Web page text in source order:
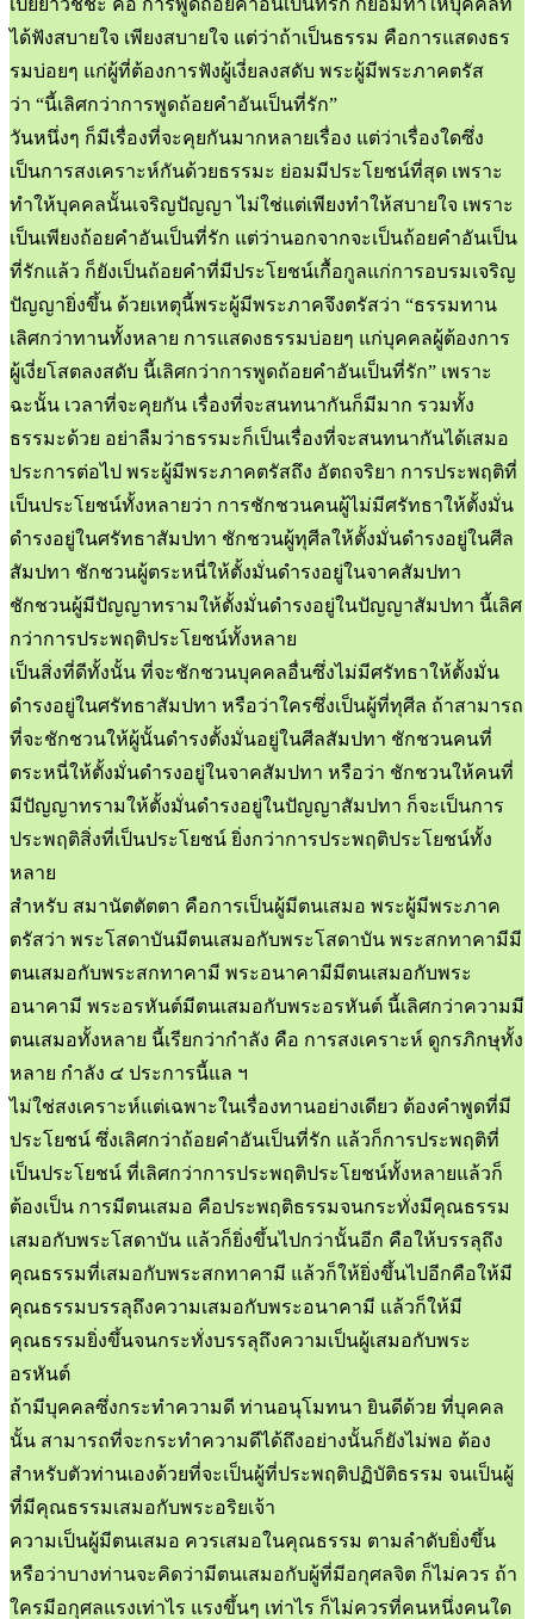
ได้ฟังสบายใจ เพียงสบายใจ แต่ว่าถ้าเป็นธรรม คือการแสดงธร
รมบ่อยๆ แก่ผู้ที่ต้องการฟังผู้เงี่ยลงสดับ พระผู้มีพระภาคตรัส
ว่า “นี้เลิศกว่าการพูดถ้อยคำอันเป็นที่รัก”
วันหนึ่งๆ ก็มีเรื่องที่จะคุยกันมากหลายเรื่อง แต่ว่าเรื่องใดซึ่ง
เป็นการสงเคราะห์กันด้วยธรรมะ ย่อมมีประโยชน์ที่สุด เพราะ
ทำให้บุคคลนั้นเจริญปัญญา ไม่ใช่แต่เพียงทำให้สบายใจ เพราะ
เป็นเพียงถ้อยคำอันเป็นที่รัก แต่ว่านอกจากจะเป็นถ้อยคำอันเป็น
ที่รักแล้ว ก็ยังเป็นถ้อยคำที่มีประโยชน์เกื้อกูลแก่การอบรมเจริญ
ปัญญายิ่งขึ้น ด้วยเหตุนี้พระผู้มีพระภาคจึงตรัสว่า “ธรรมทาน
เลิศกว่าทานทั้งหลาย การแสดงธรรมบ่อยๆ แก่บุคคลผู้ต้องการ
ผู้เงี่ยโสตลงสดับ นี้เลิศกว่าการพูดถ้อยคำอันเป็นที่รัก” เพราะ
ฉะนั้น เวลาที่จะคุยกัน เรื่องที่จะสนทนากันก็มีมาก รวมทั้ง
ธรรมะด้วย อย่าลืมว่าธรรมะก็เป็นเรื่องที่จะสนทนากันได้เสมอ
ประการต่อไป พระผู้มีพระภาคตรัสถึง อัตถจริยา การประพฤติที่
เป็นประโยชน์ทั้งหลายว่า การชักชวนคนผู้ไม่มีศรัทธาให้ตั้งมั่น
ดำรงอยู่ในศรัทธาสัมปทา ชักชวนผู้ทุศีลให้ตั้งมั่นดำรงอยู่ในศีล
สัมปทา ชักชวนผู้ตระหนี่ให้ตั้งมั่นดำรงอยู่ในจาคสัมปทา
ชักชวนผู้มีปัญญาทรามให้ตั้งมั่นดำรงอยู่ในปัญญาสัมปทา นี้เลิศ
กว่าการประพฤติประโยชน์ทั้งหลาย
เป็นสิ่งที่ดีทั้งนั้น ที่จะชักชวนบุคคลอื่นซึ่งไม่มีศรัทธาให้ตั้งมั่น
ดำรงอยู่ในศรัทธาสัมปทา หรือว่าใครซึ่งเป็นผู้ที่ทุศีล ถ้าสามารถ
ที่จะชักชวนให้ผู้นั้นดำรงตั้งมั่นอยู่ในศีลสัมปทา ชักชวนคนที่
ตระหนี่ให้ตั้งมั่นดำรงอยู่ในจาคสัมปทา หรือว่า ชักชวนให้คนที่
มีปัญญาทรามให้ตั้งมั่นดำรงอยู่ในปัญญาสัมปทา ก็จะเป็นการ
ประพฤติสิ่งที่เป็นประโยชน์ ยิ่งกว่าการประพฤติประโยชน์ทั้ง
หลาย
สำหรับ สมานัตตัตตา คือการเป็นผู้มีตนเสมอ พระผู้มีพระภาค
ตรัสว่า พระโสดาบันมีตนเสมอกับพระโสดาบัน พระสกทาคามีมี
ตนเสมอกับพระสกทาคามี พระอนาคามีมีตนเสมอกับพระ
อนาคามี พระอรหันต์มีตนเสมอกับพระอรหันต์ นี้เลิศกว่าความมี
ตนเสมอทั้งหลาย นี้เรียกว่ากำลัง คือ การสงเคราะห์ ดูกรภิกษุทั้ง
หลาย กำลัง ๔ ประการนี้แล ฯ
ไม่ใช่สงเคราะห์แต่เฉพาะในเรื่องทานอย่างเดียว ต้องคำพูดที่มี
ประโยชน์ ซึ่งเลิศกว่าถ้อยคำอันเป็นที่รัก แล้วก็การประพฤติที่
เป็นประโยชน์ ที่เลิศกว่าการประพฤติประโยชน์ทั้งหลายแล้วก็
ต้องเป็น การมีตนเสมอ คือประพฤติธรรมจนกระทั่งมีคุณธรรม
เสมอกับพระโสดาบัน แล้วก็ยิ่งขึ้นไปกว่านั้นอีก คือให้บรรลุถึง
คุณธรรมที่เสมอกับพระสกทาคามี แล้วก็ให้ยิ่งขึ้นไปอีกคือให้มี
คุณธรรมบรรลุถึงความเสมอกับพระอนาคามี แล้วก็ให้มี
คุณธรรมยิ่งขึ้นจนกระทั่งบรรลุถึงความเป็นผู้เสมอกับพระ
อรหันต์
ถ้ามีบุคคลซึ่งกระทำความดี ท่านอนุโมทนา ยินดีด้วย ที่บุคคล
นั้น สามารถที่จะกระทำความดีได้ถึงอย่างนั้นก็ยังไม่พอ ต้อง
สำหรับตัวท่านเองด้วยที่จะเป็นผู้ที่ประพฤติปฏิบัติธรรม จนเป็นผู้
ที่มีคุณธรรมเสมอกับพระอริยเจ้า
ความเป็นผู้มีตนเสมอ ควรเสมอในคุณธรรม ตามลำดับยิ่งขึ้น
หรือว่าบางท่านจะคิดว่ามีตนเสมอกับผู้ที่มีอกุศลจิต ก็ไม่ควร ถ้า
ใครมีอกุศลแรงเท่าไร แรงขึ้นๆ เท่าไร ก็ไม่ควรที่คนหนึ่งคนใด